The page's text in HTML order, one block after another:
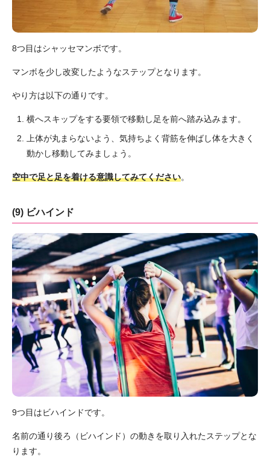
8つ目はシャッセマンボです。
マンボを少し改変したようなステップとなります。
やり方は以下の通りです。
横へスキップをする要領で移動し足を前へ踏み込みます。
上体が丸まらないよう、気持ちよく背筋を伸ばし体を大きく
動かし移動してみましょう。
空中で足と足を着ける意識してみてください。
(9) ビハインド
9つ目はビハインドです。
名前の通り後ろ（ビハインド）の動きを取り入れたステップとな
ります。